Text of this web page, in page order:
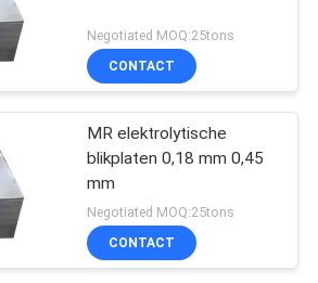
Negotiated MOQ:25tons
CONTACT
MR elektrolytische
blikplaten 0,18 mm 0,45
mm
Negotiated MOQ:25tons
CONTACT